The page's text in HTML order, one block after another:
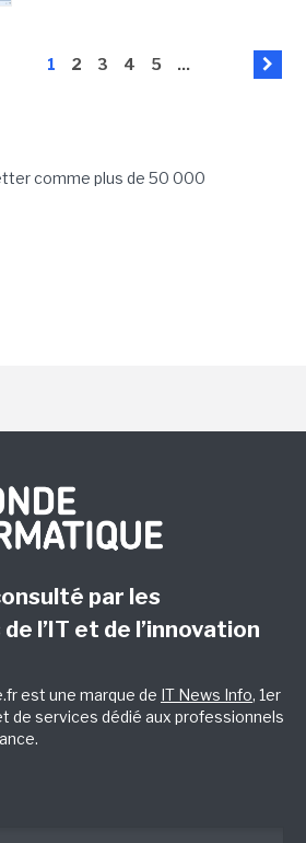
1 2 3 4 5 ...
comme plus de 50 000
par les
l’IT et de l’innovation
est une marque de IT News Info, 1er
de services dédié aux professionnels